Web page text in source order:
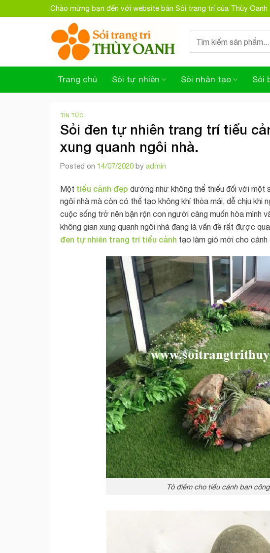
to
Chào mừng bạn đến với website bán Sỏi trang trí của Thùy Oanh
Search
Trang chủ Sỏi tự nhiên Sỏi nhân tạo Sỏi
TIN TỨC
Sỏi đen tự nhiên trang trí tiểu
xung quanh ngôi nhà.
Posted on 14/07/2020 by admin
Một tiểu cảnh đẹp dường như không thể thiếu đối với một
ngôi nhà mà còn có thể tạo không khí thỏa mái, dễ chịu khi
cuộc sống trở nên bận rộn con người càng muốn hòa mình
không gian xung quanh ngôi nhà đang là vấn đề rất được
đen tự nhiên trang trí tiểu cảnh tạo làm gió mới cho cảnh
Tô điểm cho tiểu cảnh ban